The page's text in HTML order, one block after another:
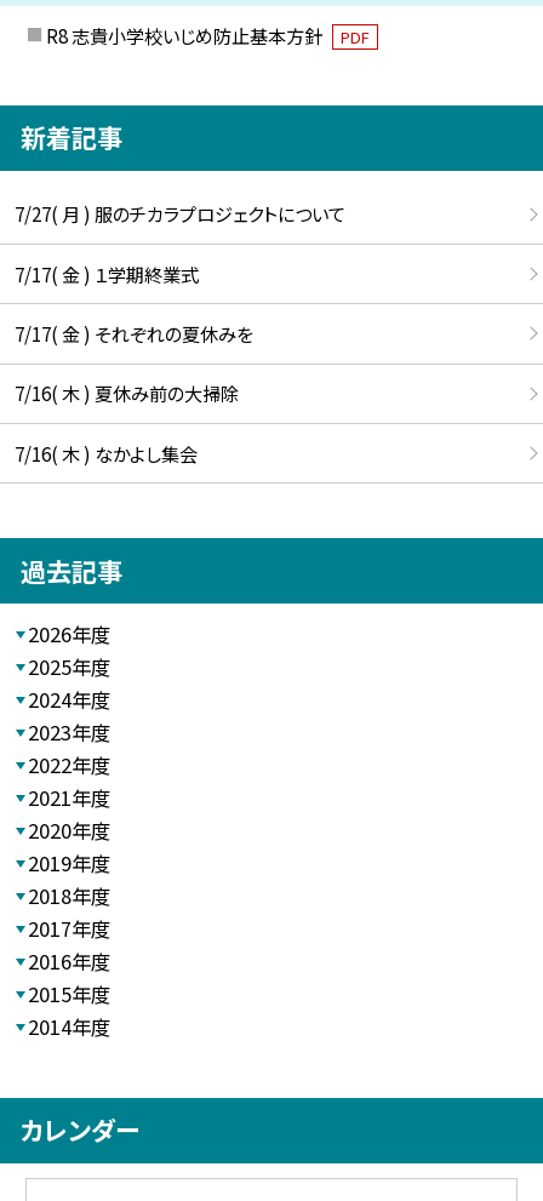
R8 志貴小学校いじめ防止基本方針 PDF
新着記事
7/27( 月 ) 服のチカラプロジェクトについて
7/17( 金 ) １学期終業式
7/17( 金 ) それぞれの夏休みを
7/16( 木 ) 夏休み前の大掃除
7/16( 木 ) なかよし集会
過去記事
2026年度
2025年度
2024年度
2023年度
2022年度
2021年度
2020年度
2019年度
2018年度
2017年度
2016年度
2015年度
2014年度
カレンダー